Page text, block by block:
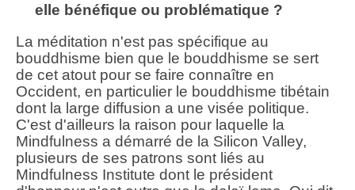
elle bénéfique ou problématique ?
La méditation n'est pas spécifique au
bouddhisme bien que le bouddhisme se sert
de cet atout pour se faire connaître en
Occident, en particulier le bouddhisme tibétain
dont la large diffusion a une visée politique.
C'est d'ailleurs la raison pour laquelle la
Mindfulness a démarré de la Silicon Valley,
plusieurs de ses patrons sont liés au
Mindfulness Institute dont le président